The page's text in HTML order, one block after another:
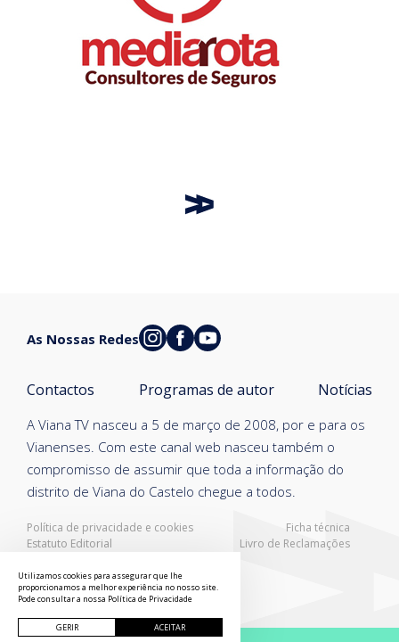
Política de privacidade e cookies
Ficha técnica
Estatuto Editorial
Livro de Reclamações
A Viana TV nasceu a 5 de março de 2008, por e para os
Vianenses. Com este canal web nasceu também o
compromisso de assumir que toda a informação do
distrito de Viana do Castelo chegue a todos.
Contactos Programas de autor Notícias
As Nossas Redes
Utilizamos cookies para assegurar que lhe
proporcionamos a melhor experiência no nosso site.
Pode consultar a nossa Política de Privacidade
GERIR ACEITAR